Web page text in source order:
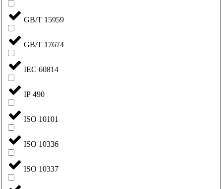
GB/T 15959
GB/T 17674
IEC 60814
IP 490
ISO 10101
ISO 10336
ISO 10337